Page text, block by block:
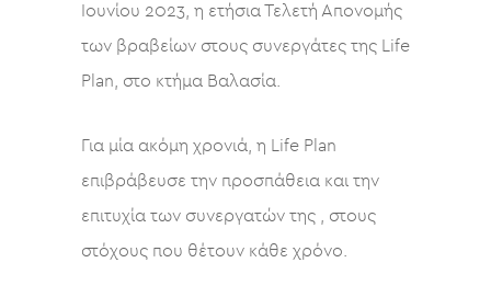
Ιουνίου 2023, η ετήσια Τελετή Απονομής
των βραβείων στους συνεργάτες της Life
Plan, στο κτήμα Βαλασία.
Για μία ακόμη χρονιά, η Life Plan
επιβράβευσε την προσπάθεια και την
επιτυχία των συνεργατών της , στους
στόχους που θέτουν κάθε χρόνο.